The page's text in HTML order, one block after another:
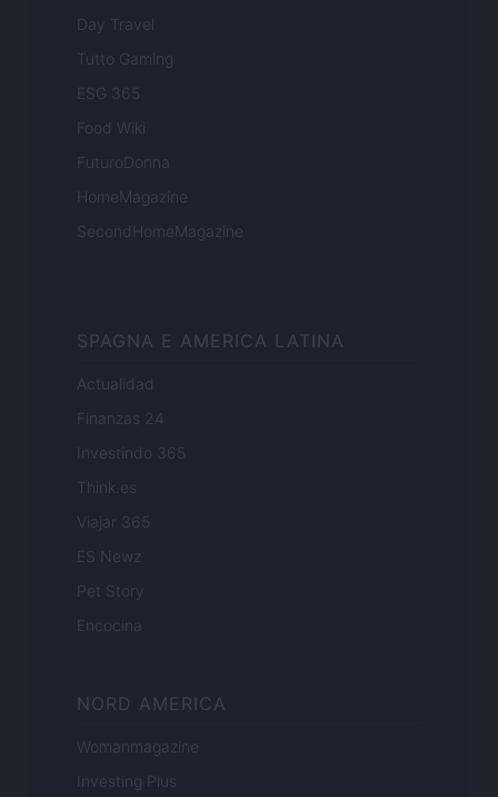
Day Travel
Tutto Gaming
ESG 365
Food Wiki
FuturoDonna
HomeMagazine
SecondHomeMagazine
SPAGNA E AMERICA LATINA
Actualidad
Finanzas 24
Investindo 365
Think.es
Viajar 365
ES Newz
Pet Story
Encocina
NORD AMERICA
Womanmagazine
Investing Plus